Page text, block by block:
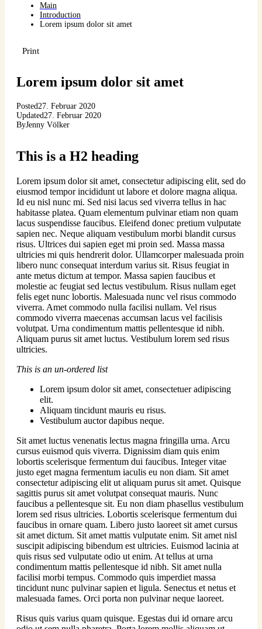
Main
Introduction
Lorem ipsum dolor sit amet
Print
Lorem ipsum dolor sit amet
Posted27. Februar 2020
Updated27. Februar 2020
ByJenny Völker
This is a H2 heading
Lorem ipsum dolor sit amet, consectetur adipiscing elit, sed do
eiusmod tempor incididunt ut labore et dolore magna aliqua.
Id eu nisl nunc mi. Sed nisi lacus sed viverra tellus in hac
habitasse platea. Quam elementum pulvinar etiam non quam
lacus suspendisse faucibus. Eleifend donec pretium vulputate
sapien nec. Neque aliquam vestibulum morbi blandit cursus
risus. Ultrices dui sapien eget mi proin sed. Massa massa
ultricies mi quis hendrerit dolor. Ullamcorper malesuada proin
libero nunc consequat interdum varius sit. Risus feugiat in
ante metus dictum at tempor. Massa sapien faucibus et
molestie ac feugiat sed lectus vestibulum. Risus nullam eget
felis eget nunc lobortis. Malesuada nunc vel risus commodo
viverra. Amet commodo nulla facilisi nullam. Vel risus
commodo viverra maecenas accumsan lacus vel facilisis
volutpat. Urna condimentum mattis pellentesque id nibh.
Aliquam purus sit amet luctus. Vestibulum lorem sed risus
ultricies.
This is an un-ordered list
Lorem ipsum dolor sit amet, consectetuer adipiscing
elit.
Aliquam tincidunt mauris eu risus.
Vestibulum auctor dapibus neque.
Sit amet luctus venenatis lectus magna fringilla urna. Arcu
cursus euismod quis viverra. Dignissim diam quis enim
lobortis scelerisque fermentum dui faucibus. Integer vitae
justo eget magna fermentum iaculis eu non diam. Sit amet
consectetur adipiscing elit ut aliquam purus sit amet. Quisque
sagittis purus sit amet volutpat consequat mauris. Nunc
faucibus a pellentesque sit. Eu non diam phasellus vestibulum
lorem sed risus ultricies. Lobortis scelerisque fermentum dui
faucibus in ornare quam. Libero justo laoreet sit amet cursus
sit amet dictum. Sit amet mattis vulputate enim. Sit amet nisl
suscipit adipiscing bibendum est ultricies. Euismod lacinia at
quis risus sed vulputate odio ut enim. At tellus at urna
condimentum mattis pellentesque id nibh. Sit amet nulla
facilisi morbi tempus. Commodo quis imperdiet massa
tincidunt nunc pulvinar sapien et ligula. Senectus et netus et
malesuada fames. Orci porta non pulvinar neque laoreet.
Risus quis varius quam quisque. Egestas dui id ornare arcu